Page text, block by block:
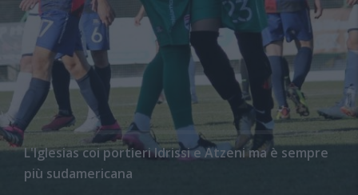
L'Iglesias coi portieri Idrissi e Atzeni ma è sempre
più sudamericana